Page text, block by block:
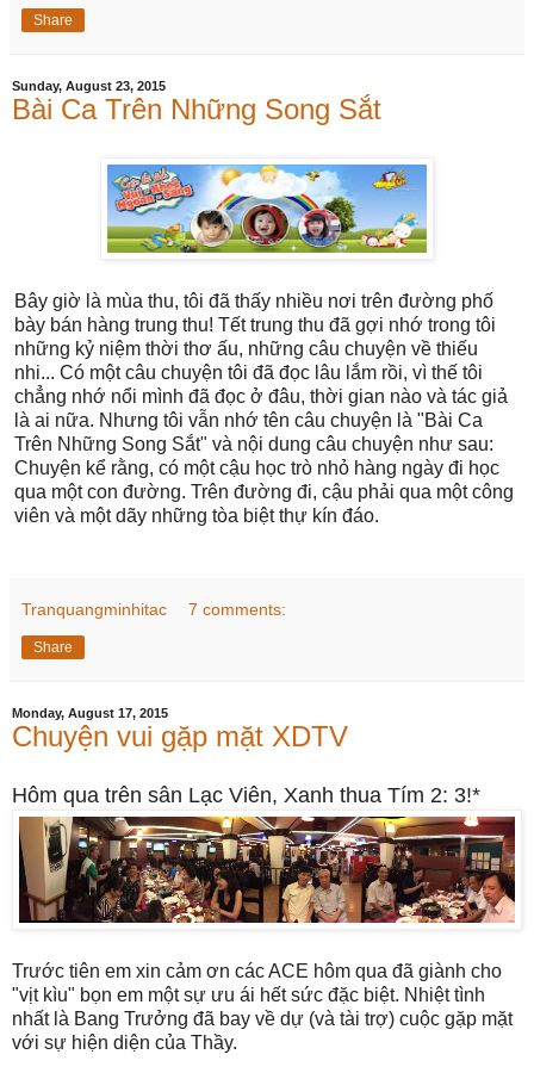
Share
Sunday, August 23, 2015
Bài Ca Trên Những Song Sắt
Bây giờ là mùa thu, tôi đã thấy nhiều nơi trên đường phố
bày bán hàng trung thu! Tết trung thu đã gợi nhớ trong tôi
những kỷ niệm thời thơ ấu, những câu chuyện về thiếu
nhi... Có một câu chuyện tôi đã đọc lâu lắm rồi, vì thế tôi
chẳng nhớ nổi mình đã đọc ở đâu, thời gian nào và tác giả
là ai nữa. Nhưng tôi vẫn nhớ tên câu chuyện là "Bài Ca
Trên Những Song Sắt" và nội dung câu chuyện như sau:
Chuyện kể rằng, có một cậu học trò nhỏ hàng ngày đi học
qua một con đường. Trên đường đi, cậu phải qua một công
viên và một dãy những tòa biệt thự kín đáo.
Tranquangminhitac 7 comments:
Share
Monday, August 17, 2015
Chuyện vui gặp mặt XDTV
Hôm qua trên sân Lạc Viên, Xanh thua Tím 2: 3!*
Trước tiên em xin cảm ơn các ACE hôm qua đã giành cho
"vịt kìu" bọn em một sự ưu ái hết sức đặc biệt. Nhiệt tình
nhất là Bang Trưởng đã bay về dự (và tài trợ) cuộc gặp mặt
với sự hiện diện của Thầy.